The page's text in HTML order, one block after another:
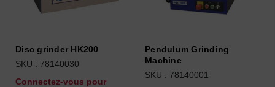
Disc grinder HK200
SKU : 78140030
Connectez-vous pour
Pendulum Grinding
Machine
SKU : 78140001